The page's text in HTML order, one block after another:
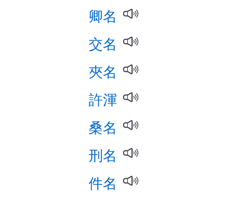
卿名
交名
夾名
許渾
桑名
刑名
件名